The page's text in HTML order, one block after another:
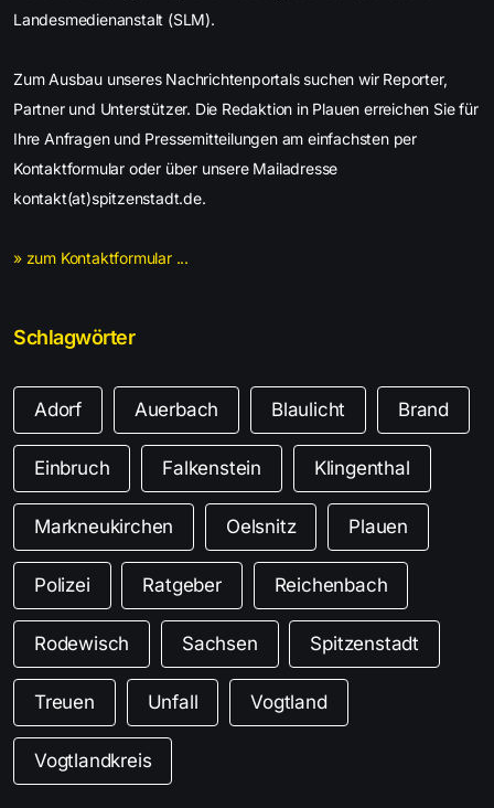
Landesmedienanstalt (SLM).
Zum Ausbau unseres Nachrichtenportals suchen wir Reporter,
Partner und Unterstützer. Die Redaktion in Plauen erreichen Sie für
Ihre Anfragen und Pressemitteilungen am einfachsten per
Kontaktformular oder über unsere Mailadresse
kontakt(at)spitzenstadt.de.
» zum Kontaktformular ...
Schlagwörter
Adorf Auerbach Blaulicht Brand
Einbruch Falkenstein Klingenthal
Markneukirchen Oelsnitz Plauen
Polizei Ratgeber Reichenbach
Rodewisch Sachsen Spitzenstadt
Treuen Unfall Vogtland
Vogtlandkreis